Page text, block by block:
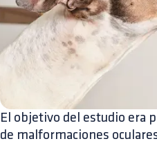
El objetivo del estudio era
de malformaciones